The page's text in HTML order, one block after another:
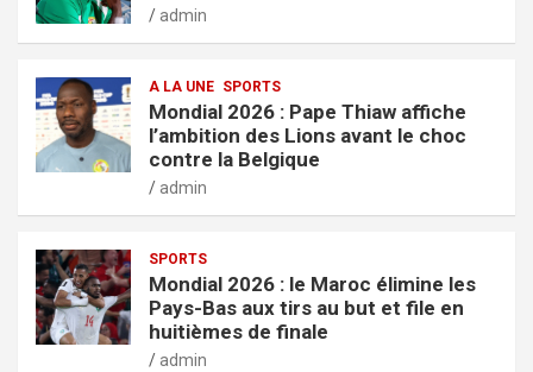
admin
A LA UNE SPORTS
Mondial 2026 : Pape Thiaw affiche
l’ambition des Lions avant le choc
contre la Belgique
admin
SPORTS
Mondial 2026 : le Maroc élimine les
Pays-Bas aux tirs au but et file en
huitièmes de finale
admin